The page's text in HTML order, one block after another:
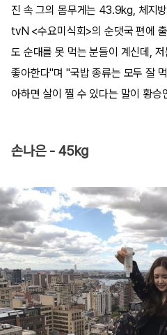
진 속 그의 몸무게는 43.9kg, 체지
tvN <수요미식회>의 순댓국 편에
도 순대를 못 먹는 분들이 계신데,
좋아한다"며 "국밥 종류는 모두 잘
아하면 살이 찔 수 있다는 말이 황승
손나은 - 45kg